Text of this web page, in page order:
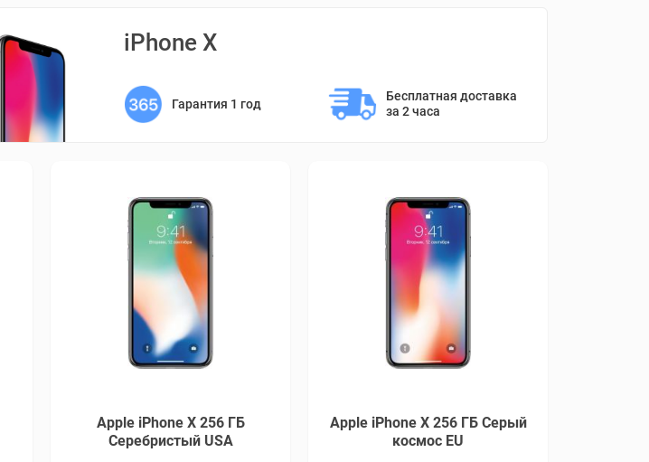
iPhone X
Гарантия 1 год
Бесплатная доставка
за 2 часа
Apple iPhone X 256 ГБ
Серебристый USA
Apple iPhone X 256 ГБ Серый
космос EU